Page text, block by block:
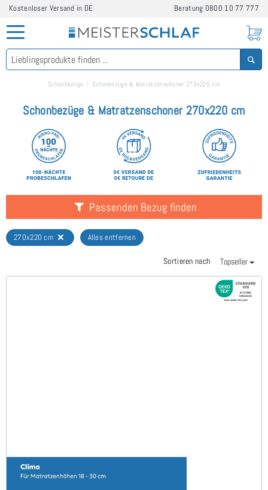
Kostenloser Versand in DE Beratung 0800 10 77 777
Schonbezüge Schonbezüge & Matratzenschoner 270x220 cm
Schonbezüge & Matratzenschoner 270x220 cm
Passenden Bezug finden
270x220 cm Alles entfernen
Sortieren nach Topseller